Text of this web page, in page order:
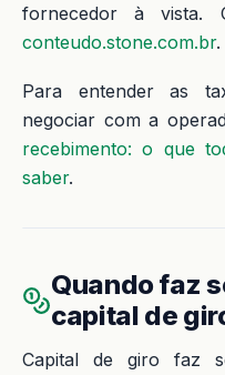
fornecedor à vista.
conteudo.stone.com.br.
Para entender as
negociar com a
recebimento: o que
saber.
Quando faz
capital de
Capital de giro faz